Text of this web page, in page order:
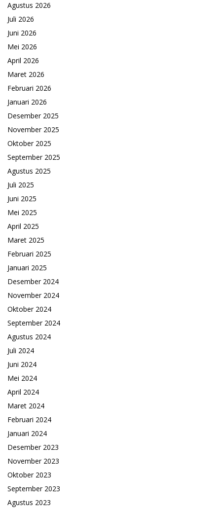
Agustus 2026
Juli 2026
Juni 2026
Mei 2026
April 2026
Maret 2026
Februari 2026
Januari 2026
Desember 2025
November 2025
Oktober 2025
September 2025
Agustus 2025
Juli 2025
Juni 2025
Mei 2025
April 2025
Maret 2025
Februari 2025
Januari 2025
Desember 2024
November 2024
Oktober 2024
September 2024
Agustus 2024
Juli 2024
Juni 2024
Mei 2024
April 2024
Maret 2024
Februari 2024
Januari 2024
Desember 2023
November 2023
Oktober 2023
September 2023
Agustus 2023